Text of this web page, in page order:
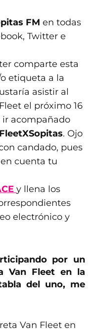
FM en todas
Twitter e
comparte esta
etiqueta a la
asistir al
el próximo 16
ir acompañado
. Ojo
candado, pues
cuenta tu
y llena los
electrónico y
por un
Van Fleet en la
del uno, me